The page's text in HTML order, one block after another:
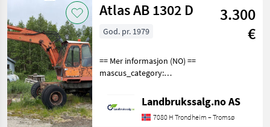
Atlas AB 1302 D
3.300
€
God. pr. 1979
== Mer informasjon (NO) ==
mascus_category:
reference number upon
request: 9504 See
en.landbrukssalg.no/9504
Landbrukssalg.no AS
7080 H Trondheim – Tromsø